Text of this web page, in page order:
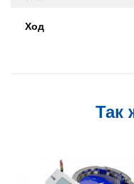
Ход
Так